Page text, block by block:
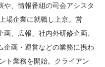
、情報番組の司会アシスタ
場企業に就職し上京。営
、広報、社内外研修企画、
企画・運営などの業務に携わ
ト業務を開始。クライアン